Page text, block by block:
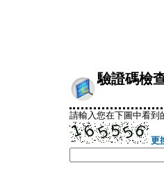
驗證碼檢
請輸入您在下圖中看到
更